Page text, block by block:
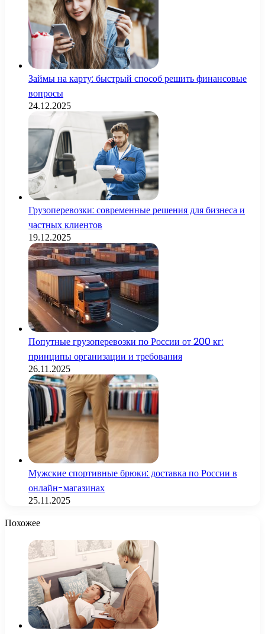
Займы на карту: быстрый способ решить финансовые
вопросы
24.12.2025
Грузоперевозки: современные решения для бизнеса и
частных клиентов
19.12.2025
Попутные грузоперевозки по России от 200 кг:
принципы организации и требования
26.11.2025
Мужские спортивные брюки: доставка по России в
онлайн-магазинах
25.11.2025
Похожее